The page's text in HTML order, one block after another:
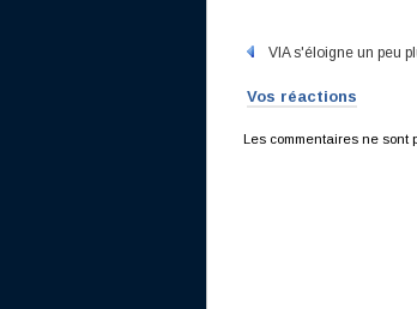
VIA s'éloigne un peu
Vos réactions
Les commentaires ne sont